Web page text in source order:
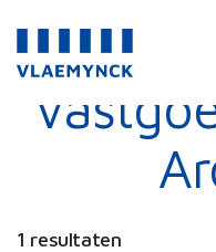
1 resultaten